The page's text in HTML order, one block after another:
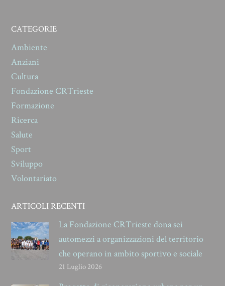
CATEGORIE
Ambiente
Anziani
Cultura
Fondazione CRTrieste
Formazione
Ricerca
Salute
Sport
Sviluppo
Volontariato
ARTICOLI RECENTI
La Fondazione CRTrieste dona sei
automezzi a organizzazioni del territorio
che operano in ambito sportivo e sociale
21 Luglio 2026